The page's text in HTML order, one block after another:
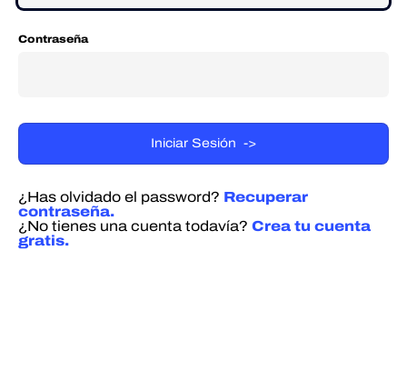
Contraseña
¿Has olvidado el password? Recuperar
contraseña.
¿No tienes una cuenta todavía? Crea tu cuenta
gratis.